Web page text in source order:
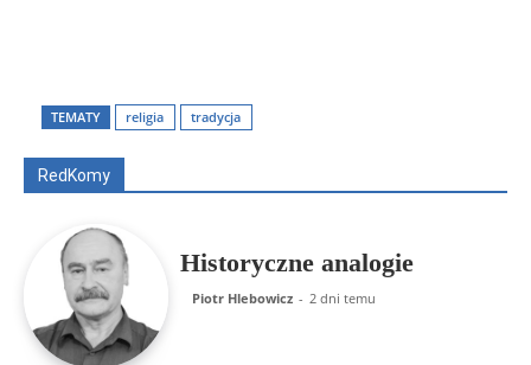
TEMATY religia tradycja
RedKomy
ks. Jarosław Wąsowicz SDB
Historyczne analogie
Piotr Hlebowicz - 2 dni temu